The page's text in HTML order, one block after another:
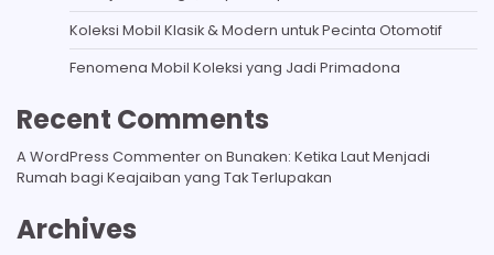
Koleksi Mobil Klasik & Modern untuk Pecinta Otomotif
Fenomena Mobil Koleksi yang Jadi Primadona
Recent Comments
A WordPress Commenteron Bunaken: Ketika Laut Menjadi
Rumah bagi Keajaiban yang Tak Terlupakan
Archives